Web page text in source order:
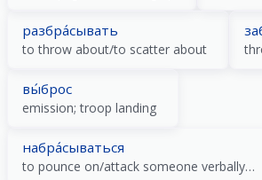
разбра́сывать
to throw about/to scatter about
вы́брос
emission; troop landing
набра́сываться
to pounce on/attack someone verbally or physically